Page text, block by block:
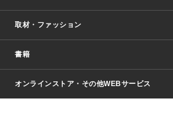
少年マンガ
Vジャンプ
週刊ヤングジャンプ
少女マンガ
取材・ファッション
Seventeen
芸能・情報・スポーツ
書籍
文芸・文庫・総合
オンラインストア・その他WEBサービス